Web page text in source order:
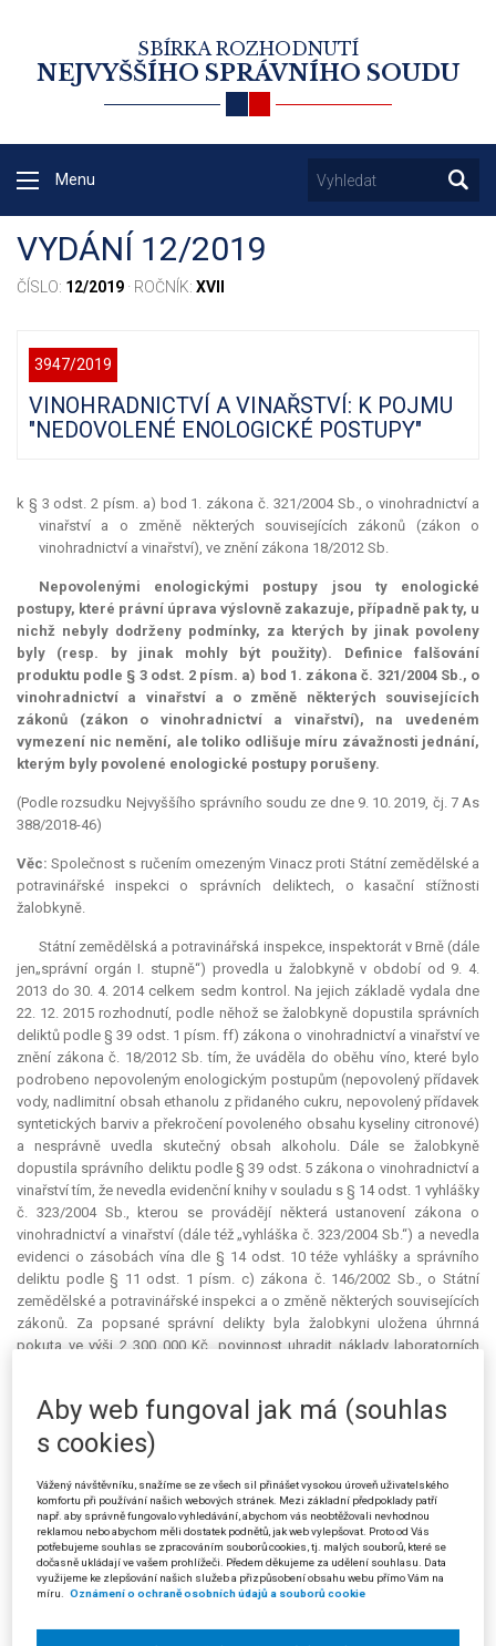
SBÍRKA ROZHODNUTÍ
NEJVYŠŠÍHO SPRÁVNÍHO SOUDU
Menu
VYDÁNÍ 12/2019
ČÍSLO: 12/2019 · ROČNÍK: XVII
3947/2019
VINOHRADNICTVÍ A VINAŘSTVÍ: K POJMU
"NEDOVOLENÉ ENOLOGICKÉ POSTUPY"
k § 3 odst. 2 písm. a) bod 1. zákona č. 321/2004 Sb., o vinohradnictví a
vinařství a o změně některých souvisejících zákonů (zákon o
vinohradnictví a vinařství), ve znění zákona 18/2012 Sb.
Nepovolenými enologickými postupy jsou ty enologické
postupy, které právní úprava výslovně zakazuje, případně pak ty, u
nichž nebyly dodrženy podmínky, za kterých by jinak povoleny
byly (resp. by jinak mohly být použity). Definice falšování
produktu podle § 3 odst. 2 písm. a) bod 1. zákona č. 321/2004 Sb., o
vinohradnictví a vinařství a o změně některých souvisejících
zákonů (zákon o vinohradnictví a vinařství), na uvedeném
vymezení nic nemění, ale toliko odlišuje míru závažnosti jednání,
kterým byly povolené enologické postupy porušeny.
(Podle rozsudku Nejvyššího správního soudu ze dne 9. 10. 2019, čj. 7 As
388/2018-46)
Věc: Společnost s ručením omezeným Vinacz proti Státní zemědělské a
potravinářské inspekci o správních deliktech, o kasační stížnosti
žalobkyně.
Státní zemědělská a potravinářská inspekce, inspektorát v Brně (dále
jen„správní orgán I. stupně“) provedla u žalobkyně v období od 9. 4.
2013 do 30. 4. 2014 celkem sedm kontrol. Na jejich základě vydala dne
22. 12. 2015 rozhodnutí, podle něhož se žalobkyně dopustila správních
deliktů podle § 39 odst. 1 písm. ff) zákona o vinohradnictví a vinařství ve
znění zákona č. 18/2012 Sb. tím, že uváděla do oběhu víno, které bylo
podrobeno nepovoleným enologickým postupům (nepovolený přídavek
vody, nadlimitní obsah ethanolu z přidaného cukru, nepovolený přídavek
syntetických barviv a překročení povoleného obsahu kyseliny citronové)
a nesprávně uvedla skutečný obsah alkoholu. Dále se žalobkyně
dopustila správního deliktu podle § 39 odst. 5 zákona o vinohradnictví a
vinařství tím, že nevedla evidenční knihy v souladu s § 14 odst. 1 vyhlášky
č. 323/2004 Sb., kterou se provádějí některá ustanovení zákona o
vinohradnictví a vinařství (dále též „vyhláška č. 323/2004 Sb.“) a nevedla
evidenci o zásobách vína dle § 14 odst. 10 téže vyhlášky a správního
deliktu podle § 11 odst. 1 písm. c) zákona č. 146/2002 Sb., o Státní
zemědělské a potravinářské inspekci a o změně některých souvisejících
zákonů. Za popsané správní delikty byla žalobkyni uložena úhrnná
pokuta ve výši 2 300 000 Kč, povinnost uhradit náklady laboratorních
Žalobkyně podala proti rozhodnutí správního orgánu I. stupně
odvolání. Rozhodnutím ze dne 3. 6. 2016 žalovaná změnila výrok I.
jednotlivých skutků, jichž se žalobkyně dopustila. Ve zbylých výrocích
žalovaná rozhodnutí správního orgánu I. stupně potvrdila, jelikož
neshledala, že by námitky žalobkyně byly důvodnými.
Žalobkyně podala proti rozhodnutí žalované žalobu u Krajského
soudu v Brně, který jí rozsudkem ze dne 6. 9. 2018, čj. 62 A 124/2016-99,
Aby web fungoval jak má (souhlas
s cookies)
Vážený návštěvníku, snažíme se ze všech sil přinášet vysokou úroveň uživatelského
komfortu při používání našich webových stránek. Mezi základní předpoklady patří
např. aby správně fungovalo vyhledávání, abychom vás neobtěžovali nevhodnou
reklamou nebo abychom měli dostatek podnětů, jak web vylepšovat. Proto od Vás
potřebujeme souhlas se zpracováním souborů cookies, tj. malých souborů, které se
dočasně ukládají ve vašem prohlížeči. Předem děkujeme za udělení souhlasu. Data
využijeme ke zlepšování našich služeb a přizpůsobení obsahu webu přímo Vám na
míru.
Oznámení o ochraně osobních údajů a souborů cookie